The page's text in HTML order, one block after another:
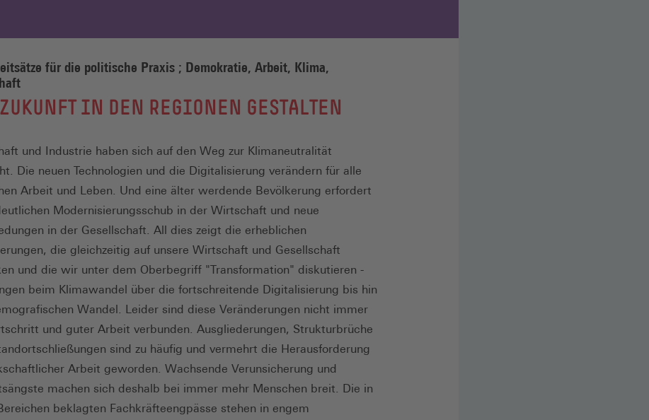
für die politische Praxis ; Demokratie, Arbeit, Klima,
IN DEN REGIONEN GESTALTEN
und Industrie haben sich auf den Weg zur Klimaneutralität
Die neuen Technologien und die Digitalisierung verändern für alle
Arbeit und Leben. Und eine älter werdende Bevölkerung erfordert
Modernisierungsschub in der Wirtschaft und neue
in der Gesellschaft. All dies zeigt die erheblichen
die gleichzeitig auf unsere Wirtschaft und Gesellschaft
und die wir unter dem Oberbegriff "Transformation" diskutieren -
beim Klimawandel über die fortschreitende Digitalisierung bis hin
Wandel. Leider sind diese Veränderungen nicht immer
und guter Arbeit verbunden. Ausgliederungen, Strukturbrüche
sind zu häufig und vermehrt die Herausforderung
Arbeit geworden. Wachsende Verunsicherung und
machen sich deshalb bei immer mehr Menschen breit. Die in
beklagten Fachkräfteengpässe stehen in engem